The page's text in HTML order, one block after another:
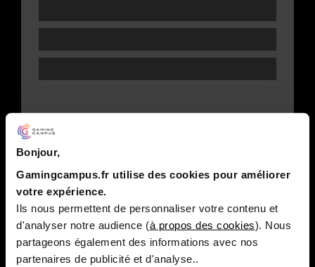
Bonjour,
Gamingcampus.fr utilise des cookies pour améliorer
votre expérience.
Ils nous permettent de personnaliser votre contenu et
d'analyser notre audience (à propos des cookies). Nous
partageons également des informations avec nos
partenaires de publicité et d'analyse..